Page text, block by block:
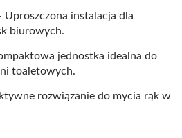
Uproszczona instalacja dla
biurowych.
jednostka idealna do
toaletowych.
rozwiązanie do mycia rąk w